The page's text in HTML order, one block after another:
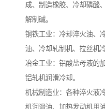
成、制造橡胶、冷却磷酸
解制碱。
钢铁工业：冷却淬火油、
油、冷却轧制机、拉丝机
冶金工业：铝酸盐母液的
铝轧机润滑冷却。
机械制造业：各种淬火液
机润滑油、加热发动机用